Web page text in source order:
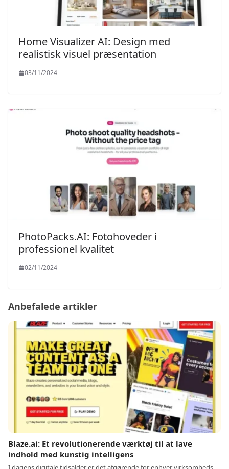
Home Visualizer AI: Design med
realistisk visuel præsentation
03/11/2024
PhotoPacks.AI: Fotohoveder i
professionel kvalitet
02/11/2024
Anbefalede artikler
Blaze.ai: Et revolutionerende værktøj til at lave
indhold med kunstig intelligens